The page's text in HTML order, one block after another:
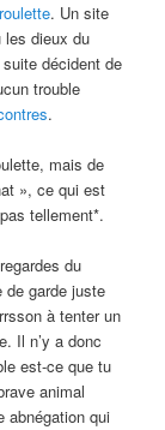
. Un site
les dieux du
décident de
trouble
.
mais de
», ce qui est
tellement*.
du
de garde juste
à tenter un
Il n’y a donc
est-ce que tu
animal
abnégation qui